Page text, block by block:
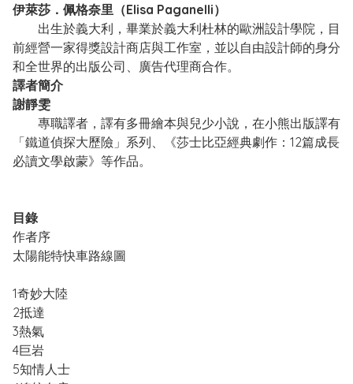
伊萊莎．佩格奈里（Elisa Paganelli）
出生於義大利，畢業於義大利杜林的歐洲設計學院，目
前經營一家得獎設計商店與工作室，並以自由設計師的身分
和全世界的出版公司、廣告代理商合作。
譯者簡介
謝靜雯
專職譯者，譯有多冊繪本與兒少小說，在小熊出版譯有
「鐵道偵探大歷險」系列、《莎士比亞經典劇作：12篇成長
必讀文學啟蒙》等作品。
目錄
作者序
太陽能特快車路線圖
1奇妙大陸
2抵達
3熱氣
4巨岩
5知情人士